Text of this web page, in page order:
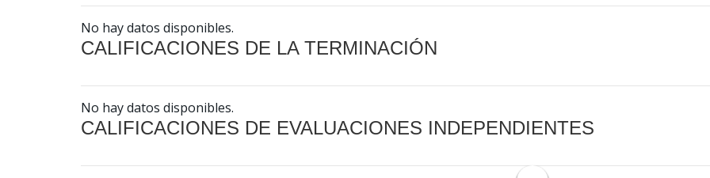
No hay datos disponibles.
CALIFICACIONES DE LA TERMINACIÓN
No hay datos disponibles.
CALIFICACIONES DE EVALUACIONES INDEPENDIENTES